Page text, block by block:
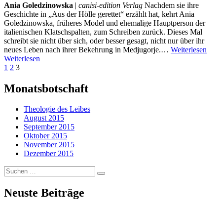
Ania Goledzinowska | canisi-edition Verlag Nachdem sie ihre
Geschichte in „Aus der Hölle gerettet“ erzählt hat, kehrt Ania
Goledzinowska, früheres Model und ehemalige Hauptperson der
italienischen Klatschspalten, zum Schreiben zurück. Dieses Mal
schreibt sie nicht über sich, oder besser gesagt, nicht nur über ihr
neues Leben nach ihrer Bekehrung in Medjugorje.… Weiterlesen
Weiterlesen
Beitragsnavigation
Vorherige
Seite
1 Seite
2 Seite
3
Monatsbotschaft
Theologie des Leibes
August 2015
September 2015
Oktober 2015
November 2015
Dezember 2015
Suchen
…
Neuste Beiträge